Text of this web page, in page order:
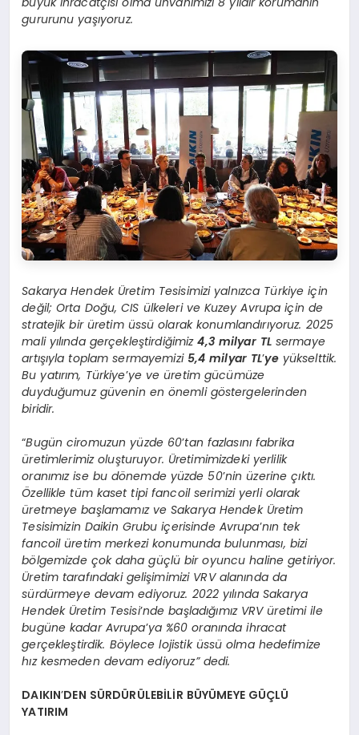
gururunu yaşıyoruz.
Sakarya Hendek Üretim Tesisimizi yalnızca Türkiye için
değil; Orta Doğu, CIS ülkeleri ve Kuzey Avrupa için de
stratejik bir üretim üssü olarak konumlandırıyoruz. 2025
mali yılında gerçekleştirdiğimiz4,3 milyar TL sermaye
artışıyla toplam sermayemizi 5,4 milyar TL’yeyükselttik.
Bu yatırım, Türkiye’ye ve üretim gücümüze
duyduğumuz güvenin en önemli göstergelerinden
biridir.
“Bugün ciromuzun yüzde 60’tan fazlasını fabrika
üretimlerimiz oluşturuyor. Üretimimizdeki yerlilik
oranımız ise bu dönemde yüzde 50’nin üzerine çıktı.
Özellikle tüm kaset tipi fancoil serimizi yerli olarak
üretmeye başlamamız ve Sakarya Hendek Üretim
Tesisimizin Daikin Grubu içerisinde Avrupa’nın tek
fancoil üretim merkezi konumunda bulunması, bizi
bölgemizde çok daha güçlü bir oyuncu haline getiriyor.
Üretim tarafındaki gelişimimizi VRV alanında da
sürdürmeye devam ediyoruz. 2022 yılında Sakarya
Hendek Üretim Tesisi’nde başladığımız VRV üretimi ile
bugüne kadar Avrupa’ya %60 oranında ihracat
gerçekleştirdik. Böylece lojistik üssü olma hedefimize
hız kesmeden devam ediyoruz” dedi.
DAIKIN’DEN SÜRDÜRÜLEBİLİR BÜYÜMEYE GÜÇLÜ
YATIRIM